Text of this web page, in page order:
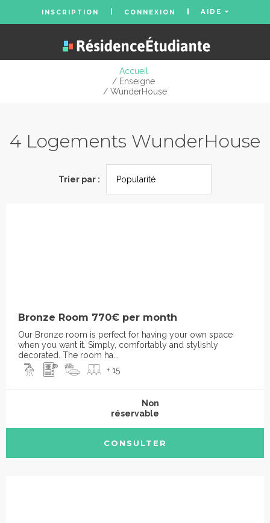
INSCRIPTION CONNEXION AIDE
Accueil
/ Enseigne
/ WunderHouse
4 Logements WunderHouse
Trier par :
Bronze Room 770€ per month
Our Bronze room is perfect for having your own space
when you want it. Simply, comfortably and stylishly
decorated. The room ha...
+ 15
Non
réservable
CONSULTER